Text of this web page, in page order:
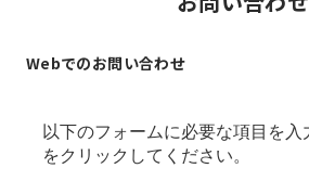
Webでのお問い合わせ